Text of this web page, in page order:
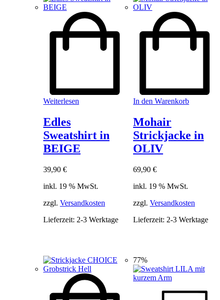
Weiterlesen
Edles
Sweatshirt in
BEIGE
39,90 €
inkl. 19 % MwSt.
zzgl. Versandkosten
Lieferzeit: 2-3 Werktage
In den Warenkorb
Mohair
Strickjacke in
OLIV
69,90€
inkl. 19 % MwSt.
zzgl.Versandkosten
Lieferzeit: 2-3 Werktage
77%